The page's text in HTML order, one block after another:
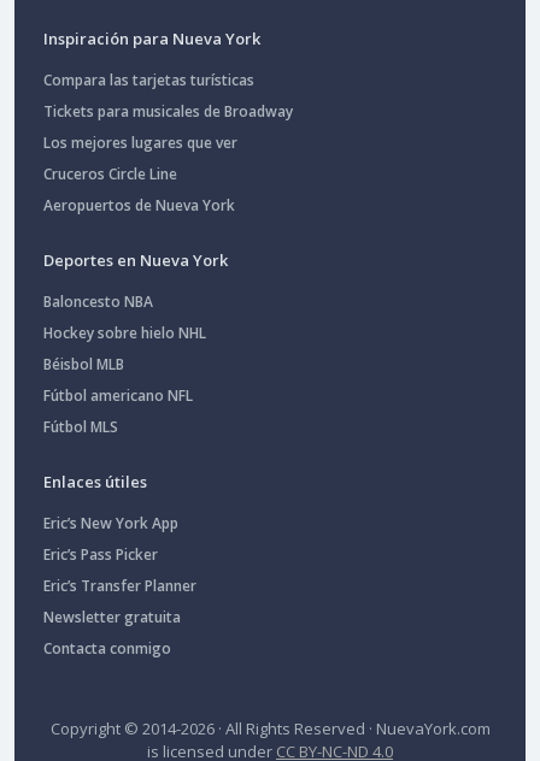
Inspiración para Nueva York
Compara las tarjetas turísticas
Tickets para musicales de Broadway
Los mejores lugares que ver
Cruceros Circle Line
Aeropuertos de Nueva York
Deportes en Nueva York
Baloncesto NBA
Hockey sobre hielo NHL
Béisbol MLB
Fútbol americano NFL
Fútbol MLS
Enlaces útiles
Eric’s New York App
Eric’s Pass Picker
Eric’s Transfer Planner
Newsletter gratuita
Contacta conmigo
Copyright © 2014-2026 · All Rights Reserved · NuevaYork.com
is licensed under CC BY-NC-ND 4.0